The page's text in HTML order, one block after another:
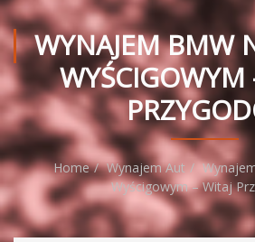
WYNAJEM BMW
WYŚCIGOWYM
Home Wynajem Aut
Wyścigowym – Witaj